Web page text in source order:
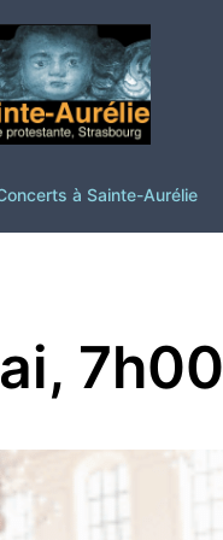
à Sainte-Aurélie
7h00